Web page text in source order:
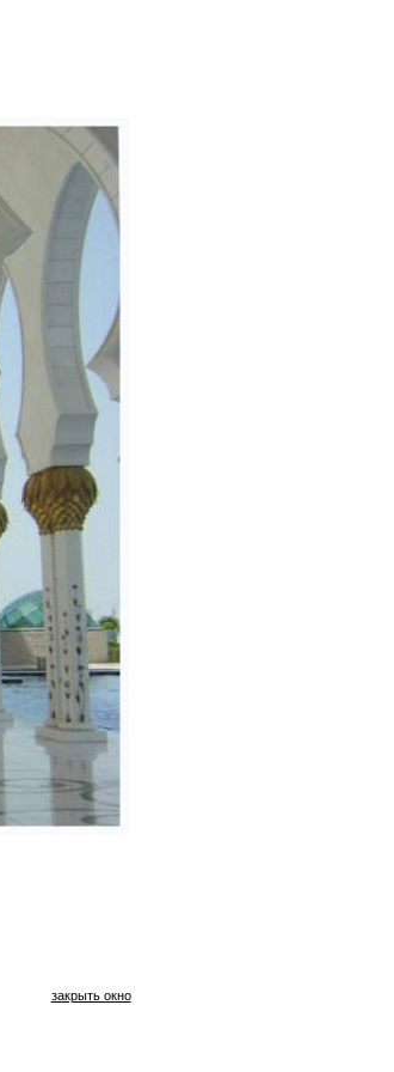
закрыть окно